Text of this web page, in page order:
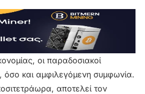
οι παραδοσιακοί
όσο και αμφιλεγόμενη συμφωνία.
αποτελεί τον